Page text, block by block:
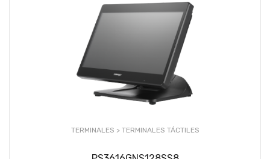
TERMINALES > TERMINALES TÁCTILES